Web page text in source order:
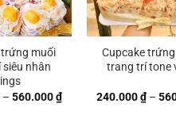
muối
nhân
– 560.000₫Khoảng
giá:
Cupcake
trang trí tone
240.000₫ –